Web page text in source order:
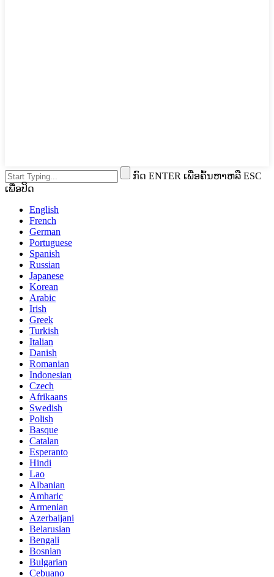
ກົດ ENTER ເພື່ອຄົ້ນຫາຫລື ESC
ເພື່ອປິດ
English
French
German
Portuguese
Spanish
Russian
Japanese
Korean
Arabic
Irish
Greek
Turkish
Italian
Danish
Romanian
Indonesian
Czech
Afrikaans
Swedish
Polish
Basque
Catalan
Esperanto
Hindi
Lao
Albanian
Amharic
Armenian
Azerbaijani
Belarusian
Bengali
Bosnian
Bulgarian
Cebuano